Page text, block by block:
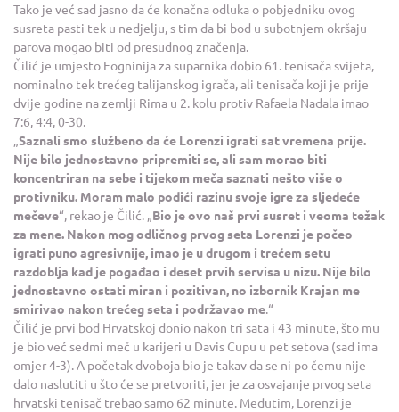
Tako je već sad jasno da će konačna odluka o pobjedniku ovog
susreta pasti tek u nedjelju, s tim da bi bod u subotnjem okršaju
parova mogao biti od presudnog značenja.
Čilić je umjesto Fogninija za suparnika dobio 61. tenisača svijeta,
nominalno tek trećeg talijanskog igrača, ali tenisača koji je prije
dvije godine na zemlji Rima u 2. kolu protiv Rafaela Nadala imao
7:6, 4:4, 0-30.
„Saznali smo službeno da će Lorenzi igrati sat vremena prije.
Nije bilo jednostavno pripremiti se, ali sam morao biti
koncentriran na sebe i tijekom meča saznati nešto više o
protivniku. Moram malo podići razinu svoje igre za sljedeće
mečeve“, rekao je Čilić. „Bio je ovo naš prvi susret i veoma težak
za mene. Nakon mog odličnog prvog seta Lorenzi je počeo
igrati puno agresivnije, imao je u drugom i trećem setu
razdoblja kad je pogađao i deset prvih servisa u nizu. Nije bilo
jednostavno ostati miran i pozitivan, no izbornik Krajan me
smirivao nakon trećeg seta i podržavao me.“
Čilić je prvi bod Hrvatskoj donio nakon tri sata i 43 minute, što mu
je bio već sedmi meč u karijeri u Davis Cupu u pet setova (sad ima
omjer 4-3). A početak dvoboja bio je takav da se ni po čemu nije
dalo naslutiti u što će se pretvoriti, jer je za osvajanje prvog seta
hrvatski tenisač trebao samo 62 minute. Međutim, Lorenzi je